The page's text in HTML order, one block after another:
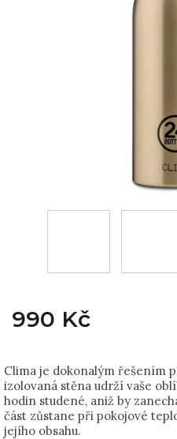
990 Kč
Clima je dokonalým řešením
izolovaná stěna udrží vaše
hodin studené, aniž by
část zůstane při pokojové
jejího obsahu.